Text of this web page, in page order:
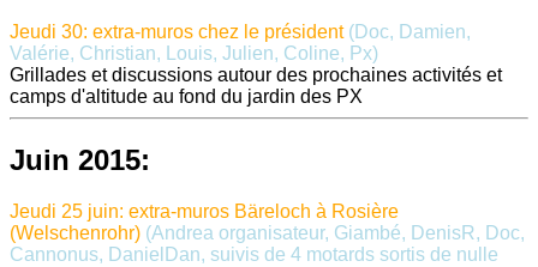
Jeudi 30: extra-muros chez le président (Doc, Damien,
Valérie, Christian, Louis, Julien, Coline, Px)
Grillades et discussions autour des prochaines activités et
camps d'altitude au fond du jardin des PX
Juin 2015:
Jeudi 25 juin: extra-muros Bäreloch à Rosière
(Welschenrohr) (Andrea organisateur, Giambé, DenisR, Doc,
Cannonus, DanielDan, suivis de 4 motards sortis de nulle